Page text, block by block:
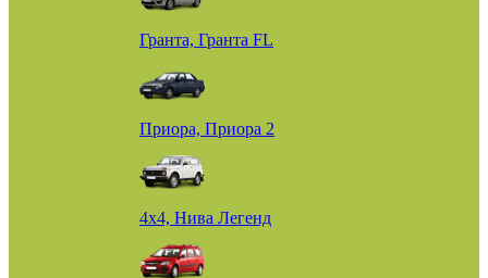
Гранта, Гранта FL
Приора, Приора 2
4х4, Нива Легенд